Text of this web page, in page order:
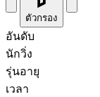
ตัวกรอง
อันดับ
นักวิ่ง
รุ่นอายุ
เวลา